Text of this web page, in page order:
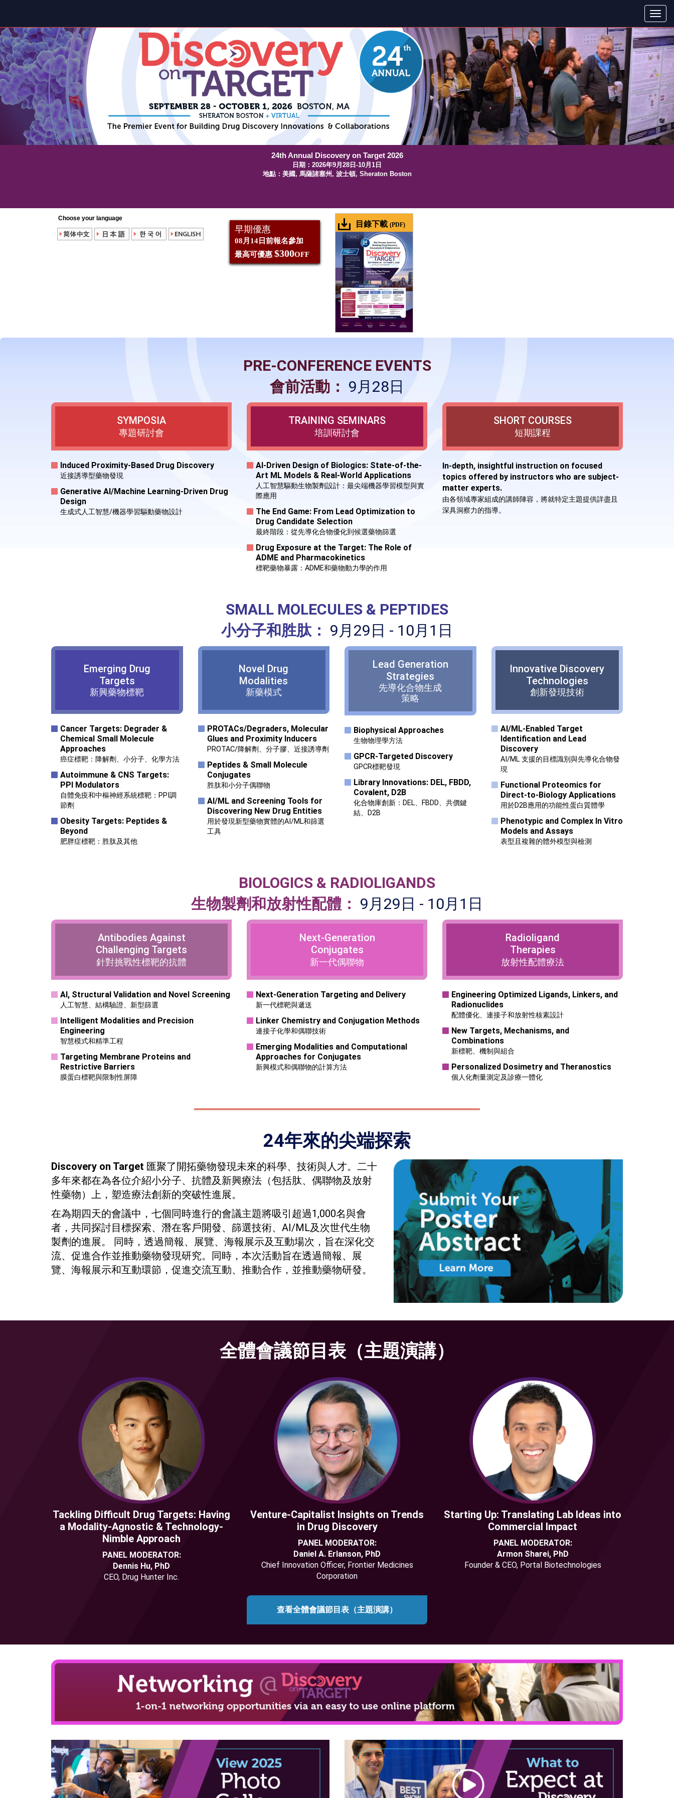
24th Annual Discovery on Target 2026
日期：2026年9月28日-10月1日
地點：美國, 馬薩諸塞州, 波士頓, Sheraton Boston
Choose your language
早期優惠
08月14日前報名參加
最高可優惠 $300OFF
目錄下載 (PDF)
PRE-CONFERENCE EVENTS
會前活動： 9月28日
SYMPOSIA
專題研討會
Induced Proximity-Based Drug Discovery
近接誘導型藥物發現
Generative AI/Machine Learning-Driven Drug
Design
生成式人工智慧/機器學習驅動藥物設計
TRAINING SEMINARS
培訓研討會
AI-Driven Design of Biologics: State-of-the-
Art ML Models & Real-World Applications
人工智慧驅動生物製劑設計：最尖端機器學習模型與實
際應用
The End Game: From Lead Optimization to
Drug Candidate Selection
最終階段：從先導化合物優化到候選藥物篩選
Drug Exposure at the Target: The Role of
ADME and Pharmacokinetics
標靶藥物暴露：ADME和藥物動力學的作用
SHORT COURSES
短期課程
In-depth, insightful instruction on focused
topics offered by instructors who are subject-
matter experts.
由各領域專家組成的講師陣容，將就特定主題提供詳盡且
深具洞察力的指導。
SMALL MOLECULES & PEPTIDES
小分子和胜肽： 9月29日 - 10月1日
Emerging Drug
Targets
新興藥物標靶
Cancer Targets: Degrader &
Chemical Small Molecule
Approaches
癌症標靶：降解劑、小分子、化學方法
Autoimmune & CNS Targets:
PPI Modulators
自體免疫和中樞神經系統標靶：PPI調
節劑
Obesity Targets: Peptides &
Beyond
肥胖症標靶：胜肽及其他
Novel Drug
Modalities
新藥模式
PROTACs/Degraders, Molecular
Glues and Proximity Inducers
PROTAC/降解劑、分子膠、近接誘導劑
Peptides & Small Molecule
Conjugates
胜肽和小分子偶聯物
Al/ML and Screening Tools for
Discovering New Drug Entities
用於發現新型藥物實體的AI/ML和篩選
工具
Lead Generation
Strategies
先導化合物生成
策略
Biophysical Approaches
生物物理學方法
GPCR-Targeted Discovery
GPCR標靶發現
Library Innovations: DEL, FBDD,
Covalent, D2B
化合物庫創新：DEL、FBDD、共價鍵
結、D2B
Innovative Discovery
Technologies
創新發現技術
Al/ML-Enabled Target
Identification and Lead
Discovery
AI/ML 支援的目標識別與先導化合物發
現
Functional Proteomics for
Direct-to-Biology Applications
用於D2B應用的功能性蛋白質體學
Phenotypic and Complex In Vitro
Models and Assays
表型且複雜的體外模型與檢測
BIOLOGICS & RADIOLIGANDS
生物製劑和放射性配體： 9月29日 - 10月1日
Antibodies Against
Challenging Targets
針對挑戰性標靶的抗體
AI, Structural Validation and Novel Screening
人工智慧、結構驗證、新型篩選
Intelligent Modalities and Precision
Engineering
智慧模式和精準工程
Targeting Membrane Proteins and
Restrictive Barriers
膜蛋白標靶與限制性屏障
Next-Generation
Conjugates
新一代偶聯物
Next-Generation Targeting and Delivery
新一代標靶與遞送
Linker Chemistry and Conjugation Methods
連接子化學和偶聯技術
Emerging Modalities and Computational
Approaches for Conjugates
新興模式和偶聯物的計算方法
Radioligand
Therapies
放射性配體療法
Engineering Optimized Ligands, Linkers, and
Radionuclides
配體優化、連接子和放射性核素設計
New Targets, Mechanisms, and
Combinations
新標靶、機制與組合
Personalized Dosimetry and Theranostics
個人化劑量測定及診療一體化
24年來的尖端探索
Discovery on Target 匯聚了開拓藥物發現未來的科學、技術與人才。二十
多年來都在為各位介紹小分子、抗體及新興療法（包括肽、偶聯物及放射
性藥物）上，塑造療法創新的突破性進展。
在為期四天的會議中，七個同時進行的會議主題將吸引超過1,000名與會
者，共同探討目標探索、潛在客戶開發、篩選技術、AI/ML及次世代生物
製劑的進展。 同時，透過簡報、展覽、海報展示及互動場次，旨在深化交
流、促進合作並推動藥物發現研究。同時，本次活動旨在透過簡報、展
覽、海報展示和互動環節，促進交流互動、推動合作，並推動藥物研發。
全體會議節目表（主題演講）
Tackling Difficult Drug Targets: Having
a Modality-Agnostic & Technology-
Nimble Approach
PANEL MODERATOR:
Dennis Hu, PhD
CEO, Drug Hunter Inc.
Venture-Capitalist Insights on Trends
in Drug Discovery
PANEL MODERATOR:
Daniel A. Erlanson, PhD
Chief Innovation Officer, Frontier Medicines
Corporation
Starting Up: Translating Lab Ideas into
Commercial Impact
PANEL MODERATOR:
Armon Sharei, PhD
Founder & CEO, Portal Biotechnologies
查看全體會議節目表（主題演講）